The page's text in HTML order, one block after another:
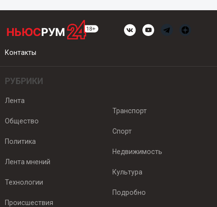
Контакты
РУБРИКИ
Лента
Общество
Политика
Лента мнений
Технологии
Происшествия
Транспорт
Спорт
Недвижимость
Культура
Подробно